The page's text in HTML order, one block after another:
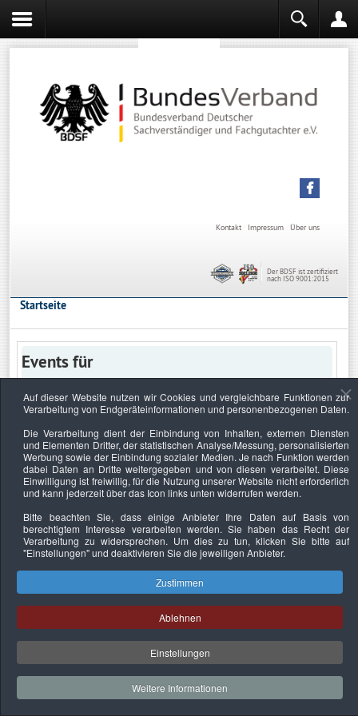
Über uns
Impressum
Kontakt
Der BDSF ist zertifiziert
nach ISO 9001:2015
Startseite
Events für
Keine Termine
Datenschutzerklärung Urheberrechtsnachweise Nachhaltigkeit
Copyright © 2026. Bundesverband Deutscher
Sachverständiger und Fachgutachter e.V..
Auf dieser Website nutzen wir Cookies und vergleichbare Funktionen zur
Verarbeitung von Endgeräteinformationen und personenbezogenen Daten.
Die Verarbeitung dient der Einbindung von Inhalten, externen Diensten
und Elementen Dritter, der statistischen Analyse/Messung, personalisierten
Werbung sowie der Einbindung sozialer Medien. Je nach Funktion werden
dabei Daten an Dritte weitergegeben und von diesen verarbeitet. Diese
Einwilligung ist freiwillig, für die Nutzung unserer Website nicht erforderlich
und kann jederzeit über das Icon links unten widerrufen werden.
Bitte beachten Sie, dass einige Anbieter Ihre Daten auf Basis von
berechtigtem Interesse verarbeiten werden. Sie haben das Recht der
Verarbeitung zu widersprechen. Um dies zu tun, klicken Sie bitte auf
"Einstellungen"und deaktivieren Sie die jeweiligen Anbieter.
Zustimmen
Ablehnen
Einstellungen
Weitere Informationen